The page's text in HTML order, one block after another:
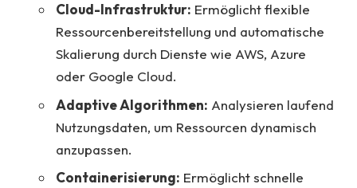
Cloud-Infrastruktur: Ermöglicht flexible
Ressourcenbereitstellung und automatische
Skalierung durch Dienste wie AWS, Azure
oder Google Cloud.
Adaptive Algorithmen: Analysieren laufend
Nutzungsdaten, um Ressourcen dynamisch
anzupassen.
Containerisierung: Ermöglicht schnelle